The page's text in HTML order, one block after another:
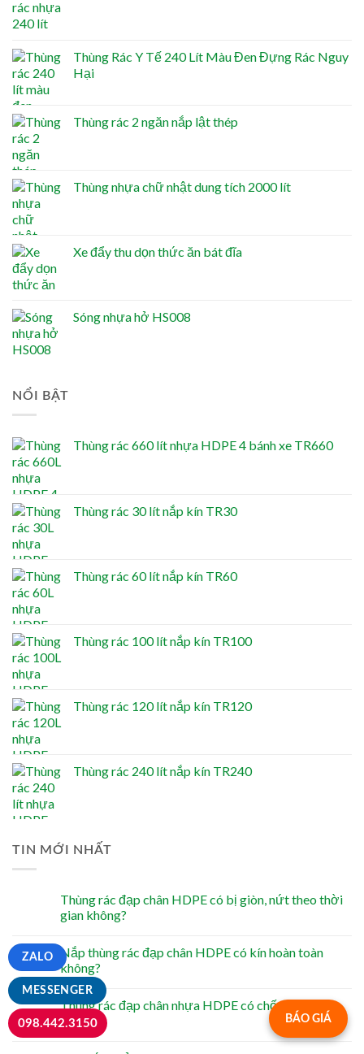
Thùng Rác Y Tế 240 Lít Màu Đen Đựng Rác Nguy
Hại
Thùng rác 2 ngăn nắp lật thép
Thùng nhựa chữ nhật dung tích 2000 lít
Xe đẩy thu dọn thức ăn bát đĩa
Sóng nhựa hở HS008
NỔI BẬT
Thùng rác 660 lít nhựa HDPE 4 bánh xe TR660
Thùng rác 30 lít nắp kín TR30
Thùng rác 60 lít nắp kín TR60
Thùng rác 100 lít nắp kín TR100
Thùng rác 120 lít nắp kín TR120
Thùng rác 240 lít nắp kín TR240
TIN MỚI NHẤT
Thùng rác đạp chân HDPE có bị giòn, nứt theo thời
gian không?
Nắp thùng rác đạp chân HDPE có kín hoàn toàn
không?
Thùng rác đạp chân nhựa HDPE có chống tia UV
không?
BÁO GIÁ
MESSENGER
ZALO
098.442.3150